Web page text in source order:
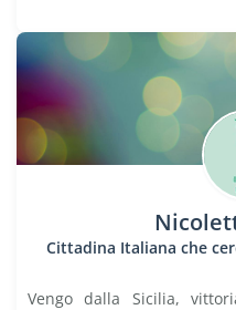
Cittadina Italiana che
Vengo dalla Sicilia,